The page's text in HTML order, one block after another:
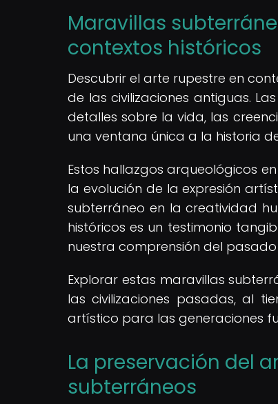
Maravillas
contextos históricos
Descubrir el arte rupestre en
de las civilizaciones antiguas.
detalles sobre la vida, las
una ventana única a la historia
Estos hallazgos arqueológicos
la evolución de la expresión
subterráneo en la creatividad
históricos es un testimonio
nuestra comprensión del
Explorar estas maravillas
las civilizaciones pasadas, al
artístico para las generaciones
La preservación del
subterráneos